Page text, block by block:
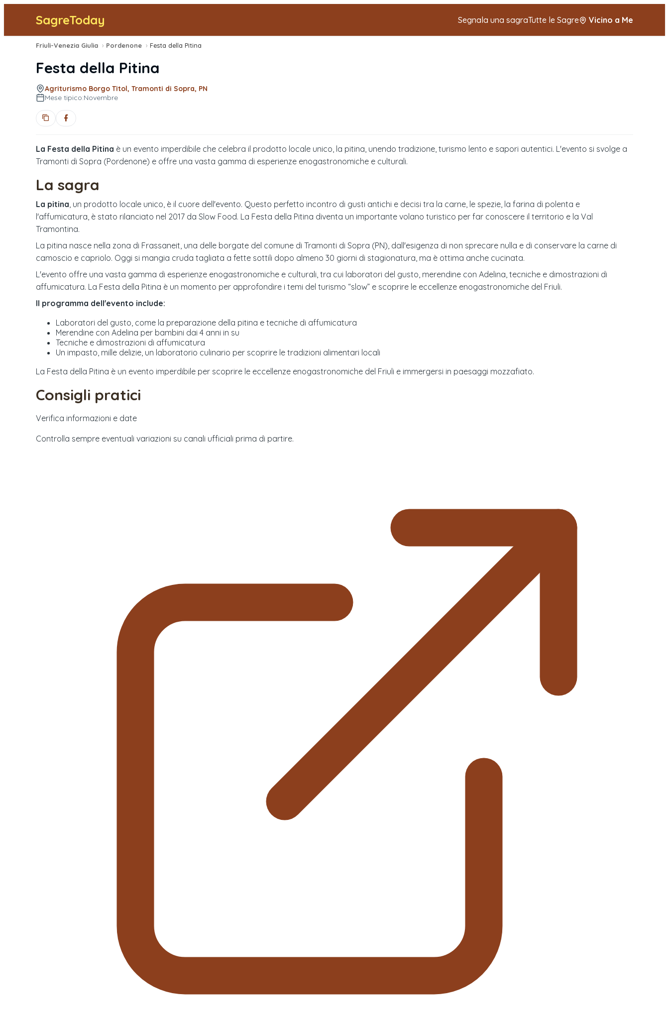
SagreToday Segnala una sagraTutte le Sagre Vicino a Me
Friuli-Venezia Giulia › Pordenone › Festa della Pitina
Festa della Pitina
Agriturismo Borgo Titol, Tramonti di Sopra, PN
Mese tipico:Novembre
La Festa della Pitina è un evento imperdibile che celebra il prodotto locale unico, la pitina, unendo tradizione, turismo lento e sapori autentici. L'evento si svolge a
Tramonti di Sopra (Pordenone) e offre una vasta gamma di esperienze enogastronomiche e culturali.
La sagra
La pitina , un prodotto locale unico, è il cuore dell'evento. Questo perfetto incontro di gusti antichi e decisi tra la carne, le spezie, la farina di polenta e
l'affumicatura, è stato rilanciato nel 2017 da Slow Food. La Festa della Pitina diventa un importante volano turistico per far conoscere il territorio e la Val
Tramontina.
La pitina nasce nella zona di Frassaneit, una delle borgate del comune di Tramonti di Sopra (PN), dall'esigenza di non sprecare nulla e di conservare la carne di
camoscio e capriolo. Oggi si mangia cruda tagliata a fette sottili dopo almeno 30 giorni di stagionatura, ma è ottima anche cucinata.
L'evento offre una vasta gamma di esperienze enogastronomiche e culturali, tra cui laboratori del gusto, merendine con Adelina, tecniche e dimostrazioni di
affumicatura. La Festa della Pitina è un momento per approfondire i temi del turismo “slow” e scoprire le eccellenze enogastronomiche del Friuli.
Il programma dell'evento include:
Laboratori del gusto, come la preparazione della pitina e tecniche di affumicatura
Merendine con Adelina per bambini dai 4 anni in su
Tecniche e dimostrazioni di affumicatura
Un impasto, mille delizie, un laboratorio culinario per scoprire le tradizioni alimentari locali
La Festa della Pitina è un evento imperdibile per scoprire le eccellenze enogastronomiche del Friuli e immergersi in paesaggi mozzafiato.
Consigli pratici
Verifica informazioni e date
Controlla sempre eventuali variazioni su canali ufficiali prima di partire.